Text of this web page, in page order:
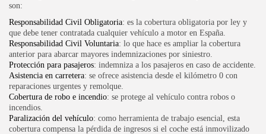
son:
Responsabilidad Civil Obligatoria: es la cobertura obligatoria por ley y
que debe tener contratada cualquier vehículo a motor en España.
Responsabilidad Civil Voluntaria: lo que hace es ampliar la cobertura
anterior para abarcar mayores indemnizaciones por siniestro.
Protección para pasajeros: indemniza a los pasajeros en caso de accidente.
Asistencia en carretera: se ofrece asistencia desde el kilómetro 0 con
reparaciones urgentes y remolque.
Cobertura de robo e incendio: se protege al vehículo contra robos o
incendios.
Paralización del vehículo: como herramienta de trabajo esencial, esta
cobertura compensa la pérdida de ingresos si el coche está inmovilizado